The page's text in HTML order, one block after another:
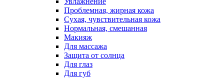
Проблемная, жирная кожа
Сухая, чувствительная кожа
Нормальная, смешанная
Макияж
Для массажа
Защита от солнца
Для глаз
Для губ